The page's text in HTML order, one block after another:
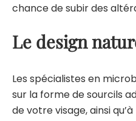
chance de subir des
Le design
Les spécialistes en
sur la forme de sourcils
de votre visage, ainsi